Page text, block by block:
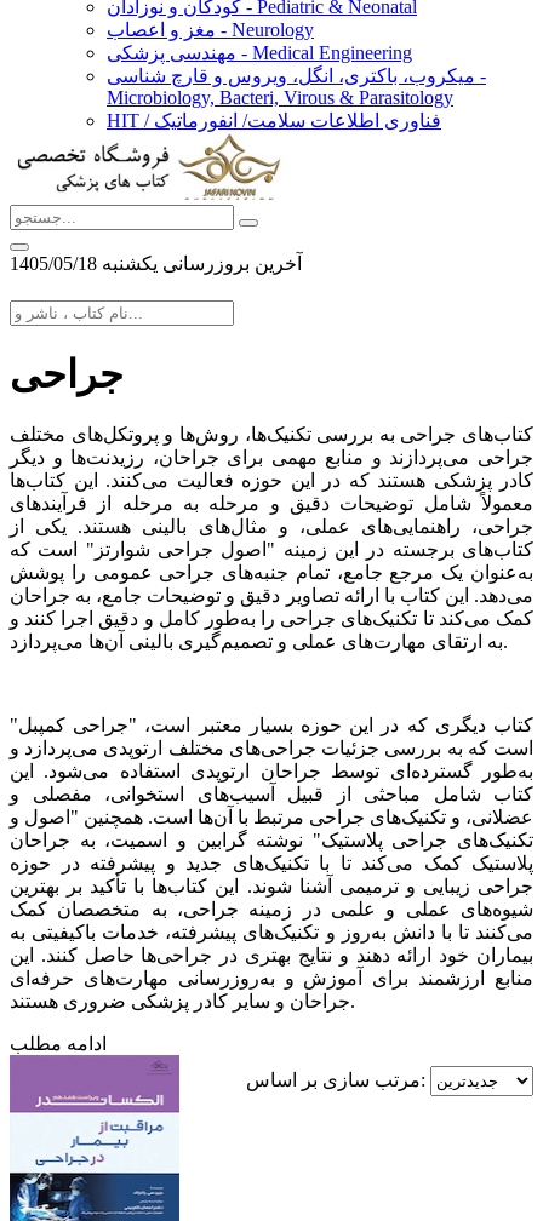
کودکان و نوزادان - Pediatric & Neonatal
مغز و اعصاب - Neurology
مهندسی پزشکی - Medical Engineering
میکروب، باکتری، انگل، ویروس و قارچ شناسی -
Microbiology, Bacteri, Virous & Parasitology
HIT / فناوری اطلاعات سلامت/ انفورماتیک
آخرین بروزرسانی يكشنبه 1405/05/18
جراحی
کتاب‌های جراحی به بررسی تکنیک‌ها، روش‌ها و پروتکل‌های مختلف
جراحی می‌پردازند و منابع مهمی برای جراحان، رزیدنت‌ها و دیگر
کادر پزشکی هستند که در این حوزه فعالیت می‌کنند. این کتاب‌ها
معمولاً شامل توضیحات دقیق و مرحله به مرحله از فرآیندهای
جراحی، راهنمایی‌های عملی، و مثال‌های بالینی هستند. یکی از
کتاب‌های برجسته در این زمینه "اصول جراحی شوارتز" است که
به‌عنوان یک مرجع جامع، تمام جنبه‌های جراحی عمومی را پوشش
می‌دهد. این کتاب با ارائه تصاویر دقیق و توضیحات جامع، به جراحان
کمک می‌کند تا تکنیک‌های جراحی را به‌طور کامل و دقیق اجرا کنند و
به ارتقای مهارت‌های عملی و تصمیم‌گیری بالینی آن‌ها می‌پردازد.
کتاب دیگری که در این حوزه بسیار معتبر است، "جراحی کمپبل"
است که به بررسی جزئیات جراحی‌های مختلف ارتوپدی می‌پردازد و
به‌طور گسترده‌ای توسط جراحان ارتوپدی استفاده می‌شود. این
کتاب شامل مباحثی از قبیل آسیب‌های استخوانی، مفصلی و
عضلانی، و تکنیک‌های جراحی مرتبط با آن‌ها است. همچنین "اصول و
تکنیک‌های جراحی پلاستیک" نوشته گرابین و اسمیت، به جراحان
پلاستیک کمک می‌کند تا با تکنیک‌های جدید و پیشرفته در حوزه
جراحی زیبایی و ترمیمی آشنا شوند. این کتاب‌ها با تأکید بر بهترین
شیوه‌های عملی و علمی در زمینه جراحی، به متخصصان کمک
می‌کنند تا با دانش به‌روز و تکنیک‌های پیشرفته، خدمات باکیفیتی به
بیماران خود ارائه دهند و نتایج بهتری در جراحی‌ها حاصل کنند. این
منابع ارزشمند برای آموزش و به‌روزرسانی مهارت‌های حرفه‌ای
جراحان و سایر کادر پزشکی ضروری هستند.
ادامه مطلب
مرتب سازی بر اساس: